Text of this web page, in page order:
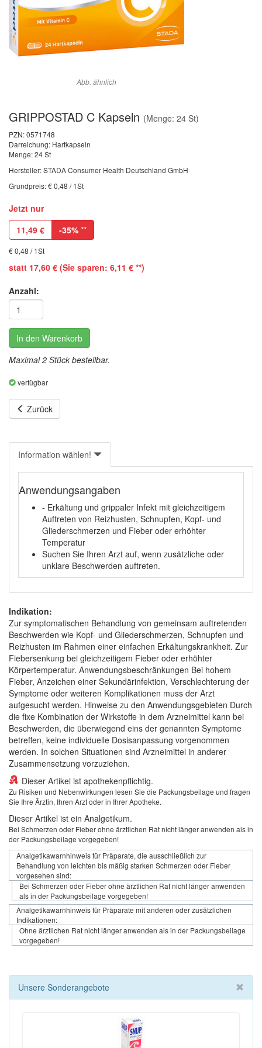
Abb. ähnlich
GRIPPOSTAD C Kapseln (Menge: 24 St)
PZN:0571748
Darreichung: Hartkapseln
Menge: 24 St
Hersteller: STADA Consumer Health Deutschland GmbH
Grundpreis: € 0,48 / 1St
Jetzt nur
11,49 € -35% **
€ 0,48 / 1St
statt 17,60 € (Sie sparen: 6,11 € **)
Anzahl:
In den Warenkorb
Maximal 2 Stück bestellbar.
verfügbar
Zurück
Information wählen!
Anwendungsangaben
- Erkältung und grippaler Infekt mit gleichzeitigem
Auftreten von Reizhusten, Schnupfen, Kopf- und
Gliederschmerzen und Fieber oder erhöhter
Temperatur
Suchen Sie Ihren Arzt auf, wenn zusätzliche oder
unklare Beschwerden auftreten.
Indikation:
Zur symptomatischen Behandlung von gemeinsam auftretenden
Beschwerden wie Kopf- und Gliederschmerzen, Schnupfen und
Reizhusten im Rahmen einer einfachen Erkältungskrankheit. Zur
Fiebersenkung bei gleichzeitigem Fieber oder erhöhter
Körpertemperatur. Anwendungsbeschränkungen Bei hohem
Fieber, Anzeichen einer Sekundärinfektion, Verschlechterung der
Symptome oder weiteren Komplikationen muss der Arzt
aufgesucht werden. Hinweise zu den Anwendungsgebieten Durch
die fixe Kombination der Wirkstoffe in dem Arzneimittel kann bei
Beschwerden, die überwiegend eins der genannten Symptome
betreffen, keine individuelle Dosisanpassung vorgenommen
werden. In solchen Situationen sind Arzneimittel in anderer
Zusammensetzung vorzuziehen.
Dieser Artikel ist apothekenpflichtig.
Zu Risiken und Nebenwirkungen lesen Sie die Packungsbeilage und fragen
Sie Ihre Ärztin, Ihren Arzt oder in Ihrer Apotheke.
Dieser Artikel ist ein Analgetikum.
Bei Schmerzen oder Fieber ohne ärztlichen Rat nicht länger anwenden als in
der Packungsbeilage vorgegeben!
Analgetikawarnhinweis für Präparate, die ausschließlich zur
Behandlung von leichten bis mäßig starken Schmerzen oder Fieber
vorgesehen sind:
Bei Schmerzen oder Fieber ohne ärztlichen Rat nicht länger anwenden
als in der Packungsbeilage vorgegeben!
Analgetikawarnhinweis für Präparate mit anderen oder zusätzlichen
Indikationen:
Ohne ärztlichen Rat nicht länger anwenden als in der Packungsbeilage
vorgegeben!
Unsere Sonderangebote